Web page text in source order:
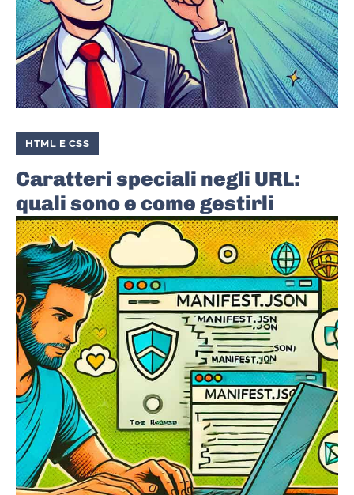
HTML E CSS
Caratteri speciali negli URL:
quali sono e come gestirli